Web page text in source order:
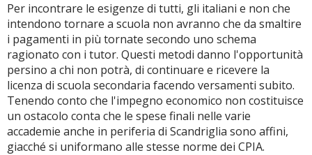
Per incontrare le esigenze di tutti, gli italiani e non che
intendono tornare a scuola non avranno che da smaltire
i pagamenti in più tornate secondo uno schema
ragionato con i tutor. Questi metodi danno l'opportunità
persino a chi non potrà, di continuare e ricevere la
licenza di scuola secondaria facendo versamenti subito.
Tenendo conto che l'impegno economico non costituisce
un ostacolo conta che le spese finali nelle varie
accademie anche in periferia di Scandriglia sono affini,
giacché si uniformano alle stesse norme dei CPIA.